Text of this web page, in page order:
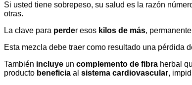
Si usted tiene sobrepeso, su salud es la razón
otras.
La clave para perder esos kilos de más,
Esta mezcla debe traer como resultado una pérdida
También incluye un complemento de fibra herbal
producto beneficia al sistema cardiovascular,